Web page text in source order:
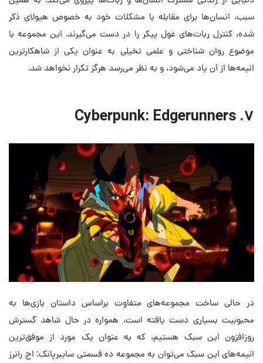
سبب، انسان‌ها برای مقابله با مشکلات خود به خصوص هیولای ذکر
شده، کنترل ربات‌های غول پیکر را در دست می‌گیرند. این مجموعه با
موضوع روان شناختی و علمی تخیلی به عنوان یکی از شاهکارترین
انیمه‌ها از آن یاد می‌شود، و به نظر می‌رسد هرگز تکرار نخواهد شد.
۷. Cyberpunk: Edgerunners
در حالی ساخت مجموعه‌های متفاوت براساس داستان بازی‌ها به
محبوبیت بسیاری دست یافته است، همواره در حال شاهد گسترش
روزافزون این سبک هستیم، که به عنوان یک مورد از موفق‌ترین
انیمه‌های این سبک می‌توان به مجموعه ده قسمتی سایبرپانک: اج رانرز